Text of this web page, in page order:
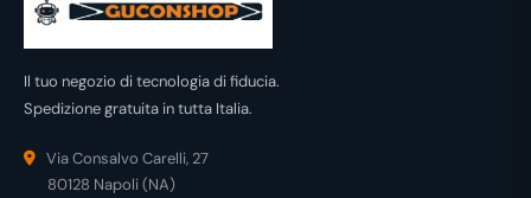
Il tuo negozio di tecnologia di fiducia.
Spedizione gratuita in tutta Italia.
Via Consalvo Carelli, 27
80128 Napoli (NA)